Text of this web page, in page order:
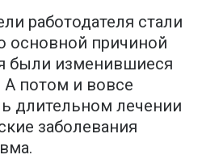
работодателя стали
основной причиной
были изменившиеся
А потом и вовсе
длительном лечении
заболевания